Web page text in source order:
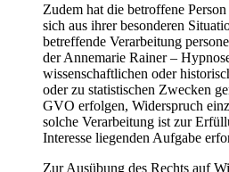
Zudem hat die betroffene
sich aus ihrer besonderen
betreffende Verarbeitung
der Annemarie Rainer –
wissenschaftlichen oder
oder zu statistischen Zwecken
GVO erfolgen, Widerspruch
solche Verarbeitung ist zur
Interesse liegenden Aufgabe
Zur Ausübung des Rechts auf